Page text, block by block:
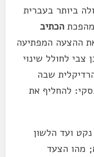
ביותר בעברית
הכתיב
ההצעה המפתיעה
לחולל שינוי
שבה
להחליף את
ועד הלשון
מהו הצעד